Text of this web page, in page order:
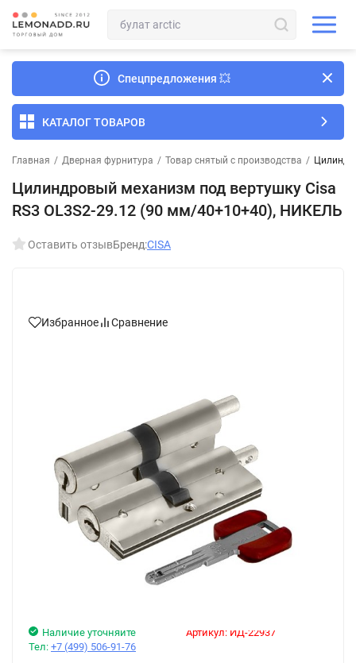
Спецпредложения 💥
КАТАЛОГ ТОВАРОВ
Главная / Дверная фурнитура / Товар снятый с производства /
Цилиндровый механизм под вертушку Cisa
RS3 OL3S2-29.12 (90 мм/40+10+40), НИКЕЛЬ
Оставить отзывБренд:CISA
Избранное Сравнение
Артикул: ИД-22937
Наличие уточняйте
Тел: +7 (499) 506-91-76